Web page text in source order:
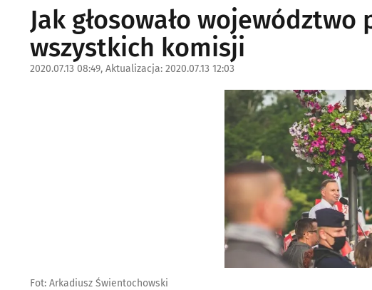
Jak głosowało
wszystkich komisji
2020.07.13 08:49, Aktualizacja: 2020.07.13 12:03
Fot: Arkadiusz Świentochowski